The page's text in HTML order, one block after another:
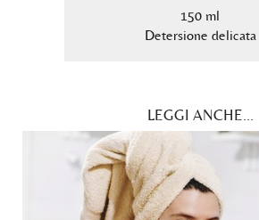
150 ml
Detersione delicata
LEGGI ANCHE...